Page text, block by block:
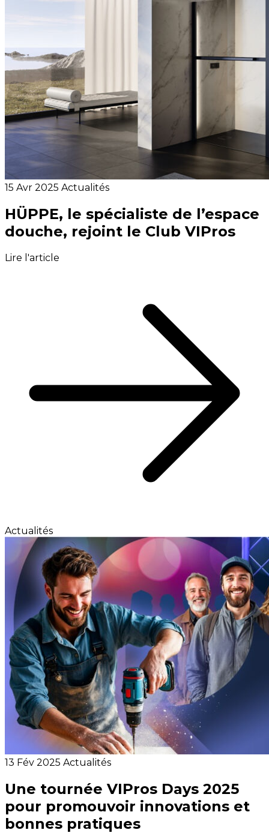
15 Avr 2025 Actualités
HÜPPE, le spécialiste de l’espace
douche, rejoint le Club VIPros
Lire l'article
Actualités
13 Fév 2025 Actualités
Une tournée VIPros Days 2025
pour promouvoir innovations et
bonnes pratiques